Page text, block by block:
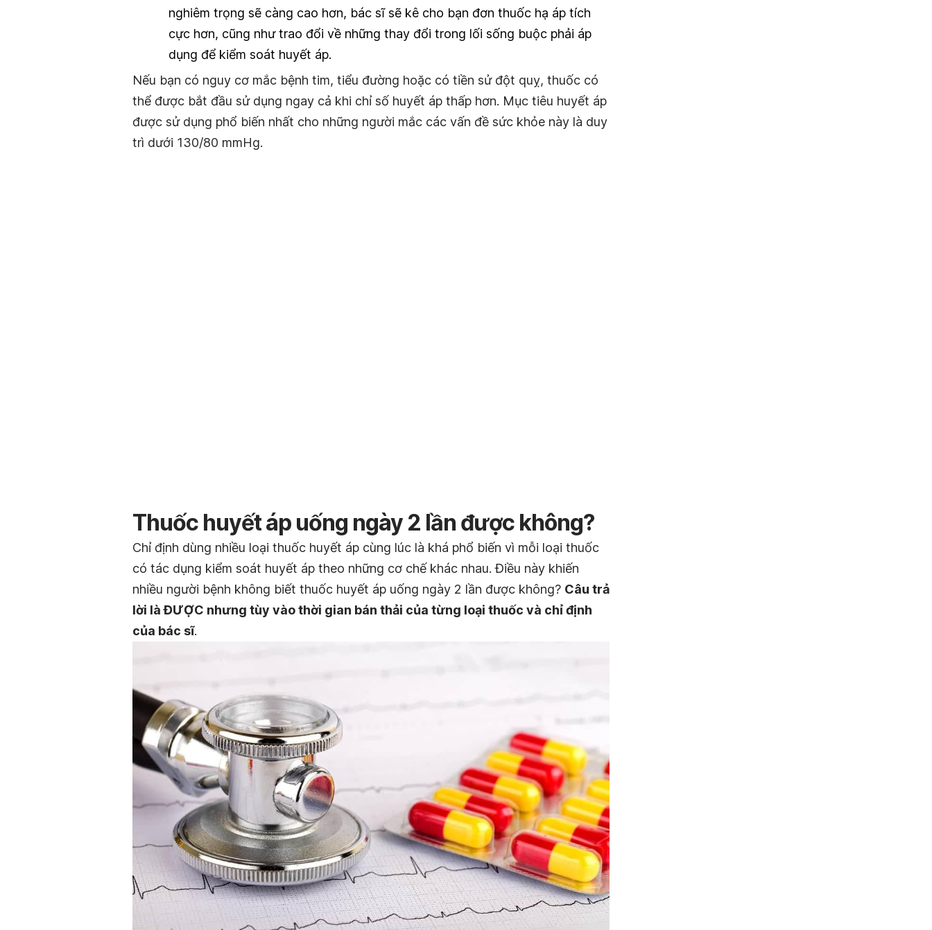
nghiêm trọng sẽ càng cao hơn, bác sĩ sẽ kê cho bạn đơn thuốc hạ áp tích
cực hơn, cũng như trao đổi về những thay đổi trong lối sống buộc phải áp
dụng để kiểm soát huyết áp.
Nếu bạn có nguy cơ mắc bệnh tim, tiểu đường hoặc có tiền sử đột quỵ, thuốc có
thể được bắt đầu sử dụng ngay cả khi chỉ số huyết áp thấp hơn. Mục tiêu huyết áp
được sử dụng phổ biến nhất cho những người mắc các vấn đề sức khỏe này là duy
trì dưới 130/80 mmHg.
Thuốc huyết áp uống ngày 2 lần được không?
Chỉ định dùng nhiều loại thuốc huyết áp cùng lúc là khá phổ biến vì mỗi loại thuốc
có tác dụng kiểm soát huyết áp theo những cơ chế khác nhau. Điều này khiến
nhiều người bệnh không biết thuốc huyết áp uống ngày 2 lần được không? Câu trả
lời là ĐƯỢC nhưng tùy vào thời gian bán thải của từng loại thuốc và chỉ định
của bác sĩ.